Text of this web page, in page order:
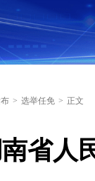
> 选举任免 > 正文
省人